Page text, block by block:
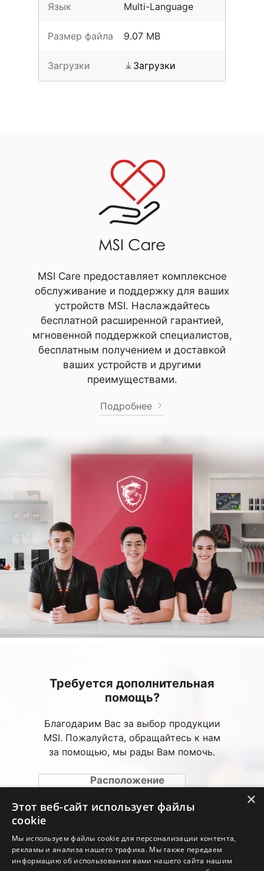
Язык Multi-Language
Размер файла 9.07 MB
Загрузки Загрузки
MSI Care предоставляет комплексное
обслуживание и поддержку для ваших
устройств MSI. Наслаждайтесь
бесплатной расширенной гарантией,
мгновенной поддержкой специалистов,
бесплатным получением и доставкой
ваших устройств и другими
преимуществами.
Подробнее
Требуется дополнительная
помощь?
Благодарим Вас за выбор продукции
MSI. Пожалуйста, обращайтесь к нам
за помощью, мы рады Вам помочь.
Расположение
сервисных центров
(АСЦ)
Веб-консультация
×
Этот веб-сайт использует файлы
cookie
Мы используем файлы cookie для персонализации контента,
рекламы и анализа нашего трафика. Мы также передаем
информацию об использовании вами нашего сайта нашим